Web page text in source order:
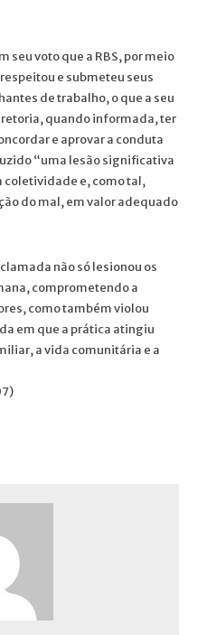
seu voto que a RBS, por meio
e submeteu seus
de trabalho, o que a seu
quando informada, ter
e aprovar a conduta
“uma lesão significativa
coletividade e, como tal,
do mal, em valor adequado
não só lesionou os
comprometendo a
como também violou
em que a prática atingiu
a vida comunitária e a